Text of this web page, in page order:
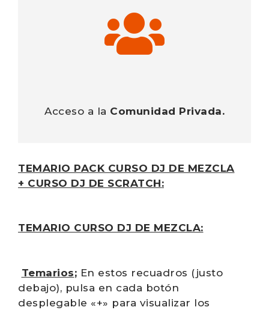
Acceso a la Comunidad Privada.
TEMARIO PACK CURSO DJ DE MEZCLA
+ CURSO DJ DE SCRATCH:
TEMARIO CURSO DJ DE MEZCLA:
Temarios; En estos recuadros (justo
debajo), pulsa en cada botón
desplegable «+» para visualizar los